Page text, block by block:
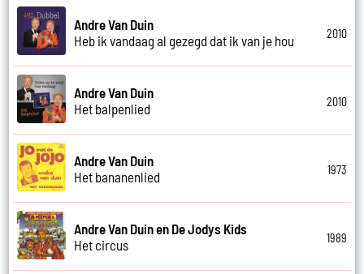
Andre Van Duin
Heb ik vandaag al gezegd dat ik van je hou
2010
Andre Van Duin
Het balpenlied
2010
Andre Van Duin
Het bananenlied
1973
Andre Van Duin en De Jodys Kids
Het circus
1989